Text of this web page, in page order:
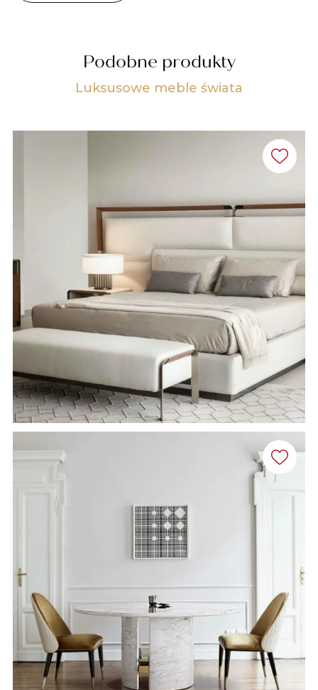
Podobne produkty
Luksusowe meble świata